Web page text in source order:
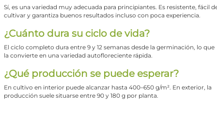
Sí, es una variedad muy adecuada para principiantes. Es resistente, fácil
cultivar y garantiza buenos resultados incluso con poca experiencia.
¿Cuánto dura su ciclo de vida?
El ciclo completo dura entre 9 y 12 semanas desde la germinación, lo que
la convierte en una variedad autofloreciente rápida.
¿Qué producción se puede esperar?
En cultivo en interior puede alcanzar hasta 400–650 g/m². En exterior, la
producción suele situarse entre 90 y 180 g por planta.